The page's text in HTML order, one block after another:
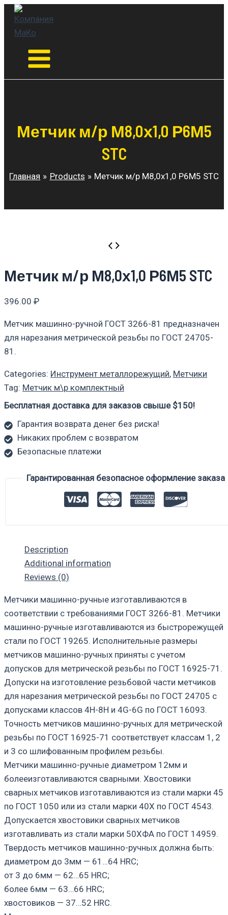
Перейти
содержимому
Main
Menu
Метчик м/р М8,0х1,0 Р6М5
STC
Главная Products Метчик м/р М8,0х1,0 Р6М5 STC
Метчик м/р М8,0х1,0 Р6М5 STC
396.00 ₽
Метчик машинно-ручной ГОСТ 3266-81 предназначен
для нарезания метрической резьбы по ГОСТ 24705-
81.
Categories: Инструмент металлорежущий, Метчики
Tag: Метчик м\р комплектный
Бесплатная доставка для заказов свыше $150!
Гарантия возврата денег без риска!
Никаких проблем с возвратом
Безопасные платежи
Гарантированная безопасное оформление заказа
Description
Additional information
Reviews (0)
Метчики машинно-ручные изготавливаются в
соответствии с требованиями ГОСТ 3266-81. Метчики
машинно-ручные изготавливаются из быстрорежущей
стали по ГОСТ 19265. Исполнительные размеры
метчиков машинно-ручных приняты с учетом
допусков для метрической резьбы по ГОСТ 16925-71.
Допуски на изготовление резьбовой части метчиков
для нарезания метрической резьбы по ГОСТ 24705 с
допусками классов 4H-8H и 4G-6G по ГОСТ 16093.
Точность метчиков машинно-ручных для метрической
резьбы по ГОСТ 16925-71 соответствует классам 1, 2
и 3 со шлифованным профилем резьбы.
Метчики машинно-ручные диаметром 12мм и
болееизготавливаются сварными. Хвостовики
сварных метчиков изготавливаются из стали марки 45
по ГОСТ 1050 или из стали марки 40Х по ГОСТ 4543.
Допускается хвостовики сварных метчиков
изготавливать из стали марки 50ХФА по ГОСТ 14959.
Твердость метчиков машинно-ручных должна быть:
диаметром до 3мм — 61…64 HRC;
от 3 до 6мм — 62…65 HRC;
более 6мм — 63…66 HRC;
хвостовиков — 37…52 HRC.